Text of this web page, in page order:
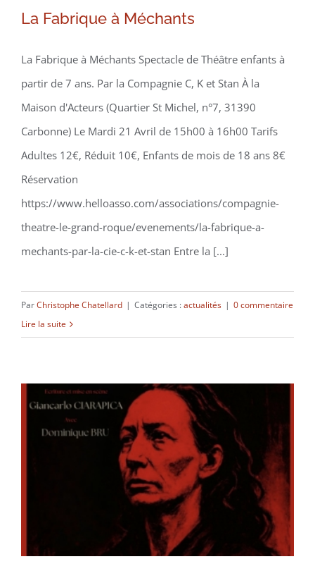
La Fabrique à Méchants
La Fabrique à Méchants Spectacle de Théâtre enfants à
partir de 7 ans. Par la Compagnie C, K et Stan À la
Maison d'Acteurs (Quartier St Michel, n°7, 31390
Carbonne) Le Mardi 21 Avril de 15h00 à 16h00 Tarifs
Adultes 12€, Réduit 10€, Enfants de mois de 18 ans 8€
Réservation
https://www.helloasso.com/associations/compagnie-
theatre-le-grand-roque/evenements/la-fabrique-a-
mechants-par-la-cie-c-k-et-stan Entre la [...]
ParChristophe Chatellard | Catégories :actualités | 0 commentaire
Lire la suite
« LOUISE MICHEL » de la Vierge
Rouge à la Louve Noire